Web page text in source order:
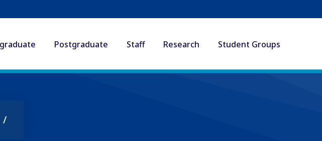
Postgraduate Staff Research Student Groups